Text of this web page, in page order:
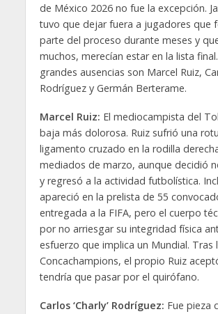
de México 2026 no fue la excepción.
tuvo que dejar fuera a jugadores que
parte del proceso durante meses y
muchos, merecían estar en la lista
grandes ausencias son Marcel Ruiz,
Rodríguez y Germán Berterame.
Marcel Ruiz: El mediocampista del
baja más dolorosa. Ruiz sufrió una
ligamento cruzado en la rodilla
mediados de marzo, aunque decidió
y regresó a la actividad futbolística.
apareció en la prelista de 55
entregada a la FIFA, pero el cuerpo
por no arriesgar su integridad física
esfuerzo que implica un Mundial. Tras
Concachampions, el propio Ruiz
tendría que pasar por el quirófano.
Carlos ‘Charly’ Rodríguez: Fue pieza